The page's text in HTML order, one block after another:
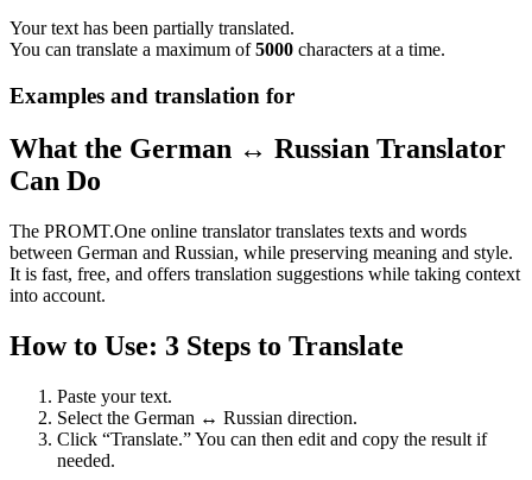
Your text has been partially translated.
You can translate a maximum of5000 characters at a time.
Examples and translation for
What the German ↔ Russian Translator
Can Do
The PROMT.One online translator translates texts and words
between German and Russian, while preserving meaning and style.
It is fast, free, and offers translation suggestions while taking context
into account.
How to Use: 3 Steps to Translate
Paste your text.
Select the German ↔ Russian direction.
Click “Translate.” You can then edit and copy the result if
needed.